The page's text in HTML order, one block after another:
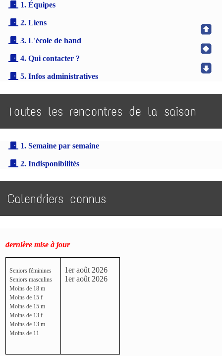
1. Équipes
2. Liens
3. L'école de hand
4. Qui contacter ?
5. Infos administratives
Toutes les rencontres de la saison
1. Semaine par semaine
2. Indisponibilités
Calendriers connus
dernière mise à jour
Seniors féminines
Seniors masculins
Moins de 18 m
Moins de 15 f
Moins de 15 m
Moins de 13 f
Moins de 13 m
Moins de 11
1er août 2026
1er août 2026